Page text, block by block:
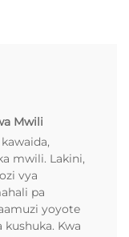
Mwili
mwili. Lakini,
vya
pa
yoyote
Kwa